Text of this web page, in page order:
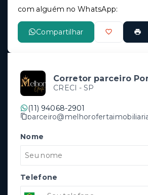
com alguém no WhatsApp:
Compartilhar
Corretor parceiro
CRECI - SP
(11) 94068-2901
Nome
Telefone